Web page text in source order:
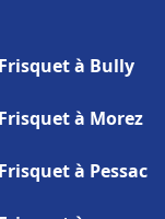
à Bully
à Morez
à Pessac